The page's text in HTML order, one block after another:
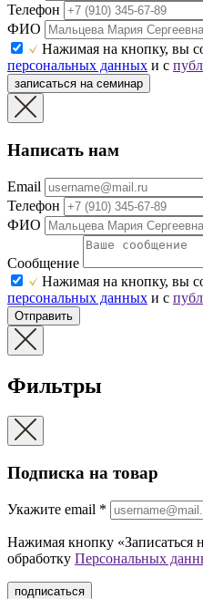
Телефон
ФИО
Нажимая на кнопку, вы
персональных данных и с
записаться на семинар
Написать нам
Email
Телефон
ФИО
Сообщение
Нажимая на кнопку, вы
персональных данных и с
Отправить
Фильтры
Подписка на товар
Укажите еmail *
Нажимая кнопку «Записаться
обработку Персональных
подписаться